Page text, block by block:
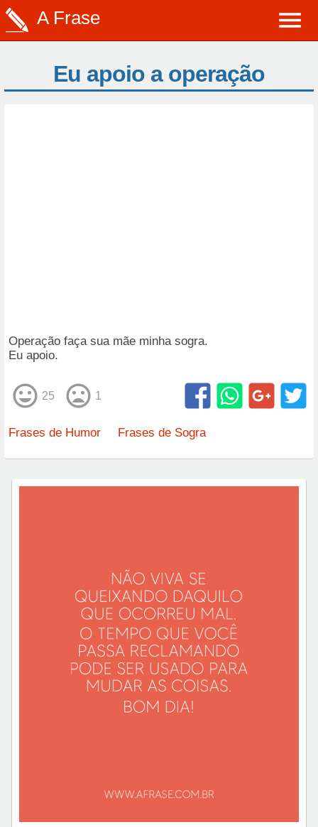
A Frase
Eu apoio a operação
Operação faça sua mãe minha sogra.
Eu apoio.
25 1
Frases de Humor Frases de Sogra